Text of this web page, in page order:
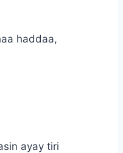
haddaa,
ayay tiri